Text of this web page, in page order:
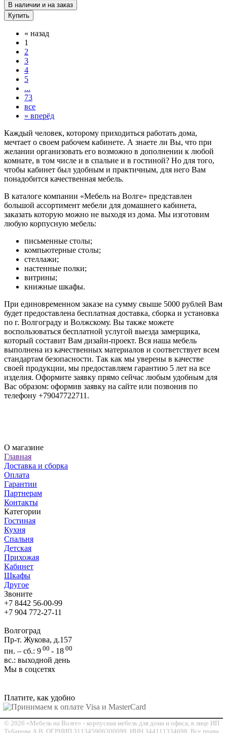
В наличии и на заказ
Купить
« назад
1
2
3
4
5
...
73
все
» вперёд
Каждый человек, которому приходиться работать дома,
мечтает о своем рабочем кабинете. А знаете ли Вы, что при
желании организовать его возможно в дополнении к любой
комнате, в том числе и в спальне и в гостиной? Но для того,
чтобы кабинет был удобным и практичным, для него Вам
понадобится качественная мебель.
В каталоге компании «Мебель на Волге» представлен
большой ассортимент мебели для домашнего кабинета,
заказать которую можно не выходя из дома. Мы изготовим
любую корпусную мебель:
письменные столы;
компьютерные столы;
стеллажи;
настенные полки;
витрины;
книжные шкафы.
При единовременном заказе на сумму свыше 5000 рублей Вам
будет предоставлена бесплатная доставка, сборка и установка
по г. Волгограду и Волжскому. Вы также можете
воспользоваться бесплатной услугой выезда замерщика,
который составит Вам дизайн-проект. Вся наша мебель
выполнена из качественных материалов и соответствует всем
стандартам безопасности. Так как мы уверены в качестве
своей продукции, мы предоставляем гарантию 5 лет на все
изделия. Оформите заявку прямо сейчас любым удобным для
Вас образом: оформив заявку на сайте или позвонив по
телефону +79047722711.
О магазине
Главная
Доставка и сборка
Оплата
Гарантии
Партнерам
Контакты
Категории
Гостиная
Кухня
Спальня
Детская
Прихожая
Кабинет
Шкафы
Другое
Звоните
+7 8442 56-00-99
+7 904 772-27-11
Волгоград
Пр-т. Жукова, д.157
пн. – сб.: 9 00 - 18 00
вс.: выходной день
Мы в соцсетях
Платите, как удобно
© 2026 «Мебель на Волге» - корпусная мебель для дома и офиса, в лице ИП
Тубанова А.В. ОГРНИП 311345906300099, ИНН 344111334698. Все права